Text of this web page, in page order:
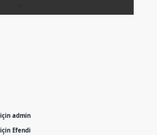
admin
Efendi